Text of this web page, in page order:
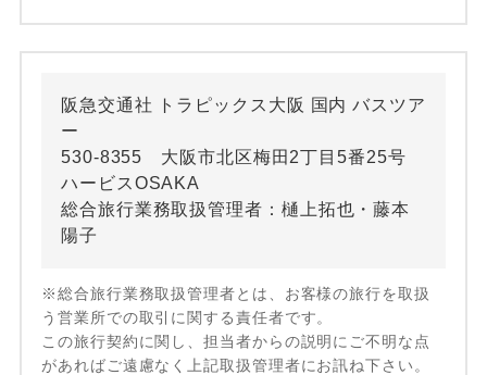
阪急交通社 トラピックス大阪 国内 バスツア
ー
530-8355 大阪市北区梅田2丁目5番25号
ハービスOSAKA
総合旅行業務取扱管理者：樋上拓也・藤本
陽子
※総合旅行業務取扱管理者とは、お客様の旅行を取扱
う営業所での取引に関する責任者です。
この旅行契約に関し、担当者からの説明にご不明な点
があればご遠慮なく上記取扱管理者にお訊ね下さい。